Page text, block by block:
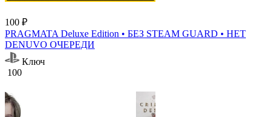
100 ₽
PRAGMATA Deluxe Edition • БЕЗ STEAM GUARD • НЕТ
DENUVO ОЧЕРЕДИ
Ключ
100